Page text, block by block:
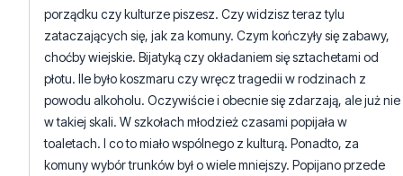
płotu. Ile było koszmaru czy wręcz tragedii w rodzinach z
powodu alkoholu. Oczywiście i obecnie się zdarzają, ale już nie
w takiej skali. W szkołach młodzież czasami popijała w
toaletach. I co to miało wspólnego z kulturą. Ponadto, za
komuny wybór trunków był o wiele mniejszy. Popijano przede
wszystkim marnej jakości wódki czy wina tzw bełty. Dobre piwo,
na północy było praktycznie niedostępne.
3 5 Zgłoś komentarz Odpowiedz na komentarz